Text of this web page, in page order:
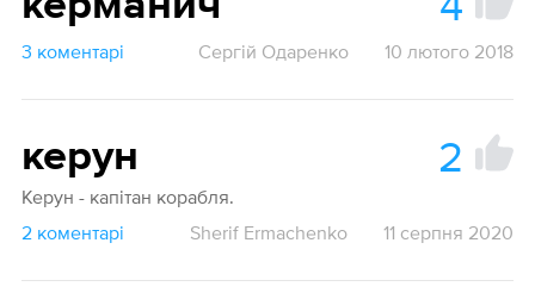
3 коментарі Сергiй Одаренко 10 лютого 2018
керун 2
Керун - капітан корабля.
2 коментарі
Sherif Ermachenko 11 серпня 2020